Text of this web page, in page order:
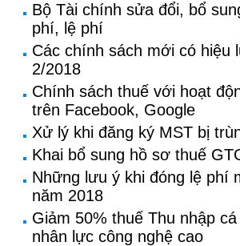
Bộ Tài chính sửa đổi, bổ
phí, lệ phí
Các chính sách mới có hiệu
2/2018
Chính sách thuế với hoạt
trên Facebook, Google
Xử lý khi đăng ký MST bị
Khai bổ sung hồ sơ thuế
Những lưu ý khi đóng lệ phí
năm 2018
Giảm 50% thuế Thu nhập
nhân lực công nghệ cao